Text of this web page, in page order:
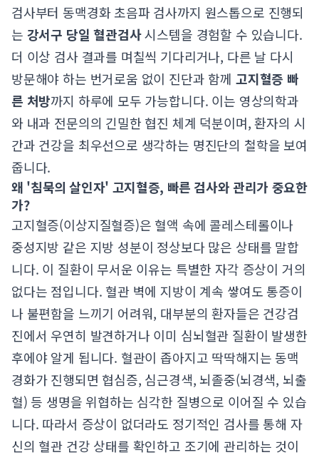
검사부터 동맥경화 초음파 검사까지 원스톱으로 진행되
는 강서구 당일 혈관검사시스템을 경험할 수 있습니다.
더 이상 검사 결과를 며칠씩 기다리거나, 다른 날 다시
방문해야 하는 번거로움 없이 진단과 함께 고지혈증 빠
른 처방까지 하루에 모두 가능합니다. 이는 영상의학과
와 내과 전문의의 긴밀한 협진 체계 덕분이며, 환자의 시
간과 건강을 최우선으로 생각하는 명진단의 철학을 보여
줍니다.
왜 '침묵의 살인자' 고지혈증, 빠른 검사와 관리가 중요한
가?
고지혈증(이상지질혈증)은 혈액 속에 콜레스테롤이나
중성지방 같은 지방 성분이 정상보다 많은 상태를 말합
니다. 이 질환이 무서운 이유는 특별한 자각 증상이 거의
없다는 점입니다. 혈관 벽에 지방이 계속 쌓여도 통증이
나 불편함을 느끼기 어려워, 대부분의 환자들은 건강검
진에서 우연히 발견하거나 이미 심뇌혈관 질환이 발생한
후에야 알게 됩니다. 혈관이 좁아지고 딱딱해지는 동맥
경화가 진행되면 협심증, 심근경색, 뇌졸중(뇌경색, 뇌출
혈) 등 생명을 위협하는 심각한 질병으로 이어질 수 있습
니다. 따라서 증상이 없더라도 정기적인 검사를 통해 자
신의 혈관 건강 상태를 확인하고 조기에 관리하는 것이